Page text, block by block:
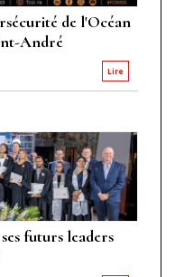
de l'Océan
André
Lire
futurs leaders